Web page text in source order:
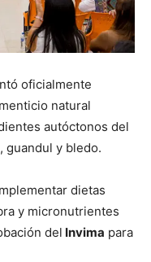
oficialmente
natural
autóctonos del
guandul y bledo.
dietas
y micronutrientes
del Invima para